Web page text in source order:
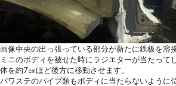
画像中央の出っ張っている部分が新たに鉄板を溶
ミニのボディを被せた時にラジエターが当たって
体を約7㎝ほど後方に移動させます。
パワステのパイプ類もボディに当たらないように